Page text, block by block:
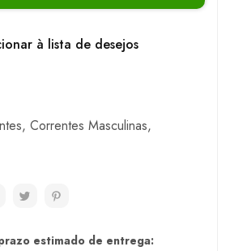
à lista de desejos
, Correntes Masculinas,
estimado de entrega: